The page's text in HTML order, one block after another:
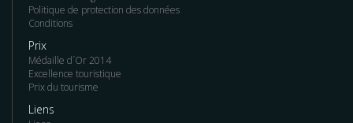
Politique de protection des données
Conditions
Prix
Médaille d´Or 2014
Excellence touristique
Prix du tourisme
Liens